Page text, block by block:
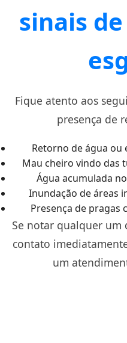
sinais
Fique atento aos
presença de
Retorno de água ou
Mau cheiro vindo das
Água acumulada
Inundação de áreas
Presença de pragas
Se notar qualquer um
contato
um